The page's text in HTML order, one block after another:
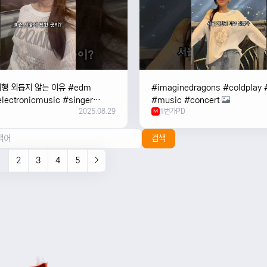
행 외릅지 않는 이유 #edm
#singer
#music #여행 #trending
2025.08.29
#imaginedragons #coldplay
#music #concert
M 1번가PD
검색
2 3 4 5